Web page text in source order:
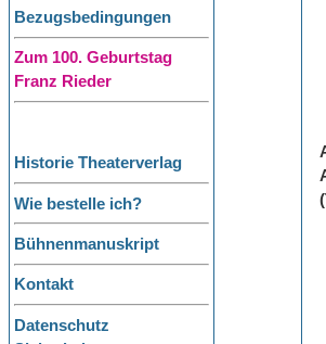
Bezugsbedingungen
Zum 100. Geburtstag
Franz Rieder
Historie Theaterverlag
Wie bestelle ich?
Bühnenmanuskript
Kontakt
Datenschutz